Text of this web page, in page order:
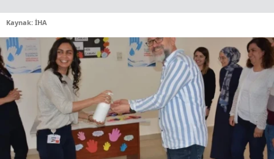
Kaynak: İHA